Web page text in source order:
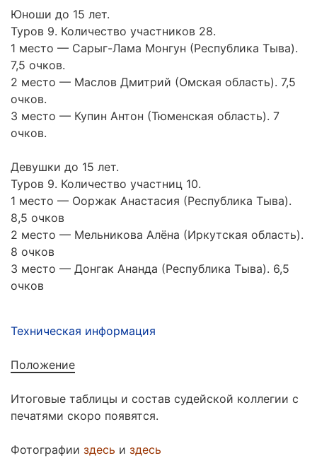
Юноши до 15 лет.
Туров 9. Количество участников 28.
1 место — Сарыг-Лама Монгун (Республика Тыва).
7,5 очков.
2 место — Маслов Дмитрий (Омская область). 7,5
очков.
3 место — Купин Антон (Тюменская область). 7
очков.
Девушки до 15 лет.
Туров 9. Количество участниц 10.
1 место — Ооржак Анастасия (Республика Тыва).
8,5 очков
2 место — Мельникова Алёна (Иркутская область).
8 очков
3 место — Донгак Ананда (Республика Тыва). 6,5
очков
Техническая информация
Положение
Итоговые таблицы и состав судейской коллегии с
печатями скоро появятся.
Фотографии здесь и здесь